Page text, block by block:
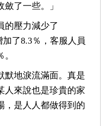
斂了一些。」
的壓力減少了
了8.3％，客服人員
默地淚流滿面。真是
人來說也是珍貴的家
，是人人都做得到的